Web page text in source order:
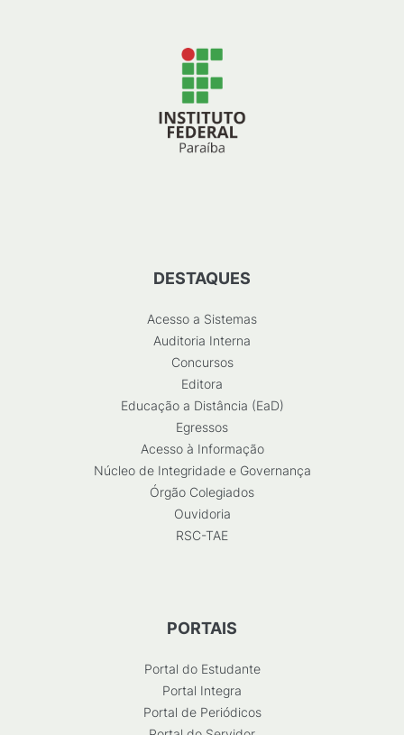
DESTAQUES
Acesso a Sistemas
Auditoria Interna
Concursos
Editora
Educação a Distância (EaD)
Egressos
Acesso à Informação
Núcleo de Integridade e Governança
Órgão Colegiados
Ouvidoria
RSC-TAE
PORTAIS
Portal do Estudante
Portal Integra
Portal de Periódicos